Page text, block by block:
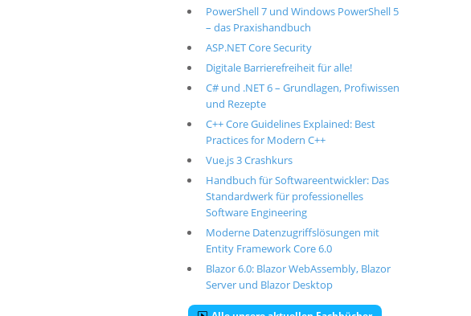
PowerShell 7 und Windows PowerShell 5
– das Praxishandbuch
ASP.NET Core Security
Digitale Barrierefreiheit für alle!
C# und .NET 6 – Grundlagen, Profiwissen
und Rezepte
C++ Core Guidelines Explained: Best
Practices for Modern C++
Vue.js 3 Crashkurs
Handbuch für Softwareentwickler: Das
Standardwerk für professionelles
Software Engineering
Moderne Datenzugriffslösungen mit
Entity Framework Core 6.0
Blazor 6.0: Blazor WebAssembly, Blazor
Server und Blazor Desktop